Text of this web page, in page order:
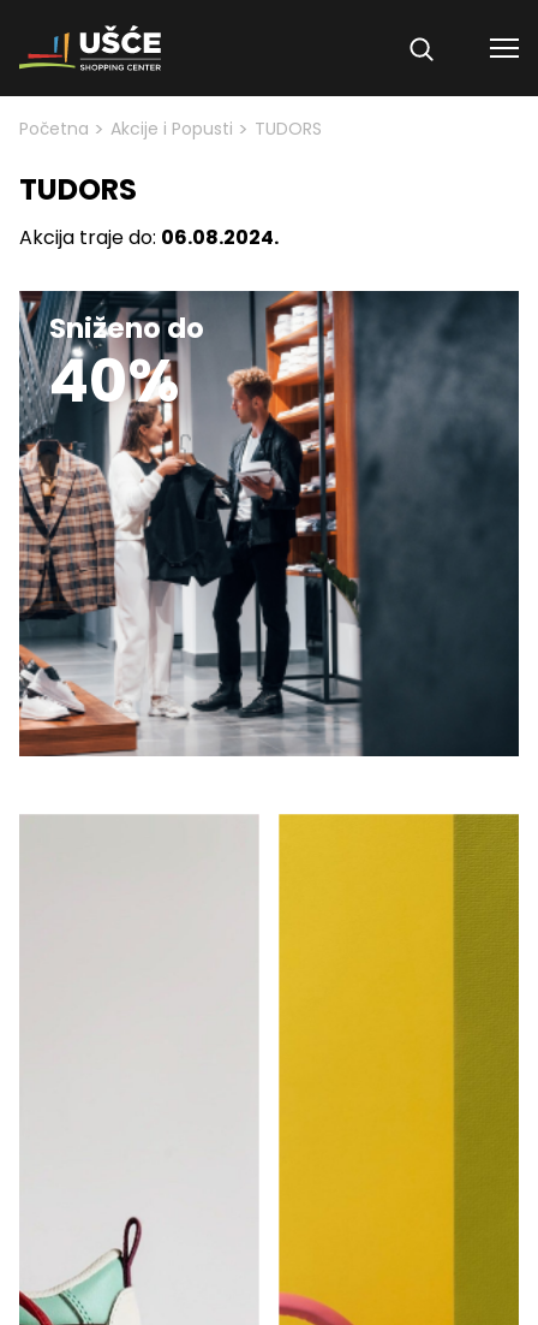
Skip to content
Početna > Akcije i Popusti > TUDORS
TUDORS
Akcija traje do: 06.08.2024.
Sniženo do
40%